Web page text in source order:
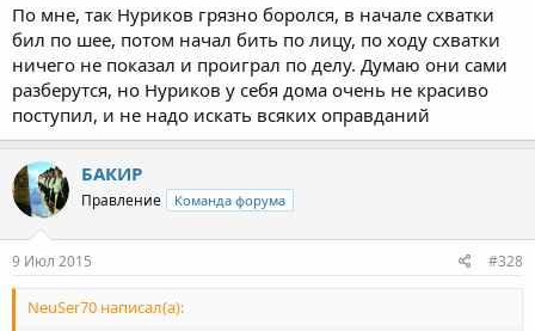
Нажмите для раскрытия...
Да или нет?
Потом и поведение Нурикова обсудим..
По мне, так Нуриков грязно боролся, в начале схватки
бил по шее, потом начал бить по лицу, по ходу схватки
ничего не показал и проиграл по делу. Думаю они сами
разберутся, но Нуриков у себя дома очень не красиво
поступил, и не надо искать всяких оправданий
БАКИР
Правление Команда форума
9 Июл 2015 #328
NeuSer70 написал(а):